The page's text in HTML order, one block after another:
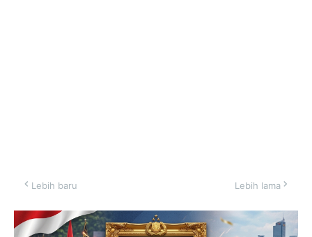
Lebih baru Lebih lama